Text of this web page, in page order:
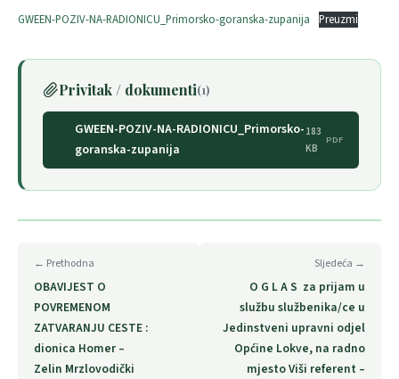
GWEEN-POZIV-NA-RADIONICU_Primorsko-goranska-zupanija Preuzmi
Privitak / dokumenti(1)
GWEEN-POZIV-NA-RADIONICU_Primorsko-
goranska-zupanija
183
KB
PDF
← Prethodna
OBAVIJEST O
POVREMENOM
ZATVARANJU CESTE :
dionica Homer –
Zelin Mrzlovodički
Sljedeća →
O G L A S za prijam u
službu službenika/ce u
Jedinstveni upravni odjel
Općine Lokve, na radno
mjesto Viši referent –